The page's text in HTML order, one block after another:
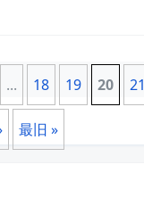
... 18 19 20 21
最旧 »